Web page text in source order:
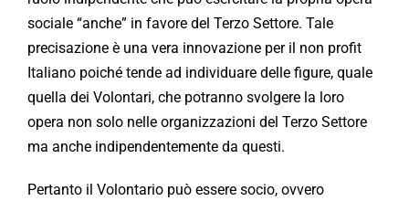
sociale “anche” in favore del Terzo Settore. Tale
precisazione è una vera innovazione per il non profit
Italiano poiché tende ad individuare delle figure, quale
quella dei Volontari, che potranno svolgere la loro
opera non solo nelle organizzazioni del Terzo Settore
ma anche indipendentemente da questi.
Pertanto il Volontario può essere socio, ovvero